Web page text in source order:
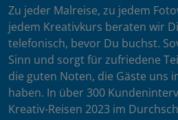
Zu jeder Malreise, zu jedem
jedem Kreativkurs beraten wir
telefonisch, bevor Du buchst.
Sinn und sorgt für zufriedene
die guten Noten, die Gäste uns
haben. In über 300
Kreativ-Reisen 2023 im